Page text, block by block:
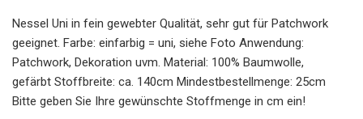
Nessel Uni in fein gewebter Qualität, sehr gut für Patchwork
geeignet. Farbe: einfarbig = uni, siehe Foto Anwendung:
Patchwork, Dekoration uvm. Material: 100% Baumwolle,
gefärbt Stoffbreite: ca. 140cm Mindestbestellmenge: 25cm
Bitte geben Sie Ihre gewünschte Stoffmenge in cm ein!